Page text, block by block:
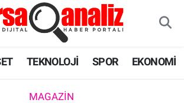
TEKNOLOJİ SPOR EKONOMİ
MAGAZIN